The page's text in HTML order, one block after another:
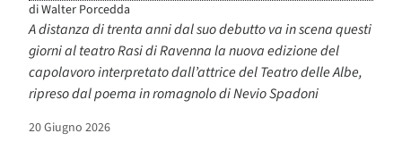
diWalter Porcedda
A distanza di trenta anni dal suo debutto va in scena questi
giorni al teatro Rasi di Ravenna la nuova edizione del
capolavoro interpretato dall’attrice del Teatro delle Albe,
ripreso dal poema in romagnolo di Nevio Spadoni
20 Giugno 2026